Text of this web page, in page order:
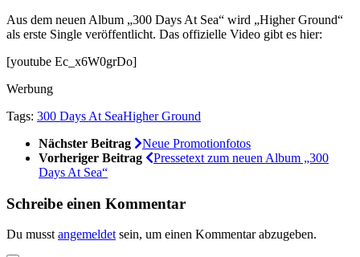
Aus dem neuen Album „300 Days At Sea“ wird „Higher Ground“
als erste Single veröffentlicht. Das offizielle Video gibt es hier:
[youtube Ec_x6W0grDo]
Werbung
Tags: 300 Days At SeaHigher Ground
Nächster Beitrag
Neue Promotionfotos
Vorheriger Beitrag
Pressetext zum neuen Album „300
Days At Sea“
Schreibe einen Kommentar
Du musst angemeldet sein, um einen Kommentar abzugeben.